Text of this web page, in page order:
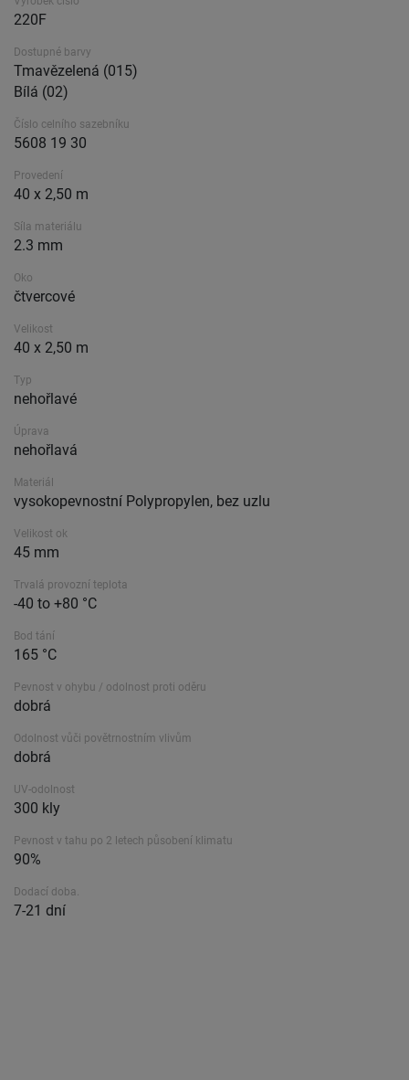
220F
Dostupné barvy
Tmavězelená (015)
Bílá (02)
Číslo celního sazebníku
5608 19 30
Provedení
40 x 2,50 m
Síla materiálu
2.3 mm
Oko
čtvercové
Velikost
40 x 2,50 m
Typ
nehořlavé
Úprava
nehořlavá
Materiál
vysokopevnostní Polypropylen, bez uzlu
Velikost ok
45 mm
Trvalá provozní teplota
-40 to +80 °C
Bod tání
165 °C
Pevnost v ohybu / odolnost proti oděru
dobrá
Odolnost vůči povětrnostním vlivům
dobrá
UV-odolnost
300 kly
Pevnost v tahu po 2 letech působení klimatu
90%
Dodací doba.
7-21 dní